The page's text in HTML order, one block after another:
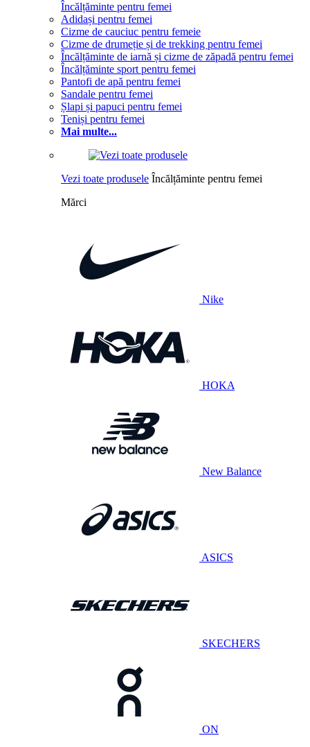
Încălțăminte pentru femei
Adidași pentru femei
Cizme de cauciuc pentru femeie
Cizme de drumeție și de trekking pentru femei
Încălțăminte de iarnă și cizme de zăpadă pentru femei
Încălțăminte sport pentru femei
Pantofi de apă pentru femei
Sandale pentru femei
Șlapi și papuci pentru femei
Teniși pentru femei
Mai multe...
Vezi toate produsele Încălțăminte pentru femei
Mărci
Nike
HOKA
New Balance
ASICS
SKECHERS
ON